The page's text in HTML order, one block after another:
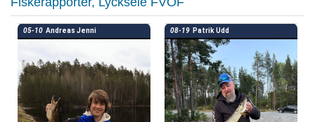
05-10 Andreas Jenni 08-19 Patrik Udd